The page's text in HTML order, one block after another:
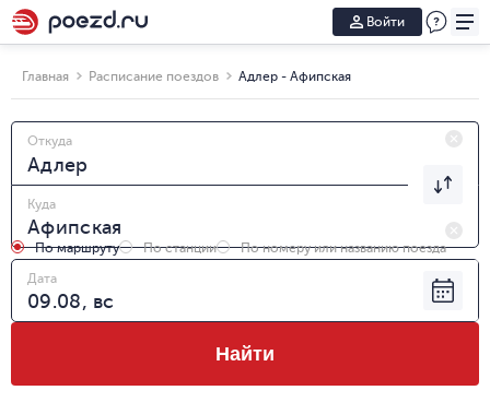
Войти
Главная Расписание поездов Адлер - Афипская
Откуда
Куда
По маршруту По станции
По номеру или названию поезда
Дата
Найти